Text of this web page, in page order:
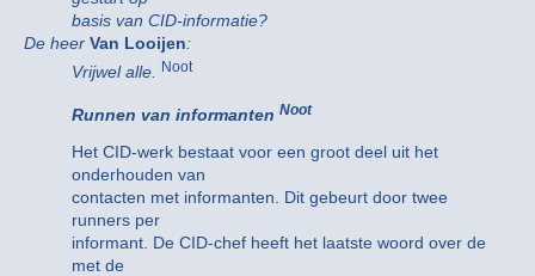
basis van CID-informatie?
De heer Van Looijen:
Vrijwel alle.
Noot
Runnen van informanten Noot
Het CID-werk bestaat voor een groot deel uit het
onderhouden van
contacten met informanten. Dit gebeurt door twee
runners per
informant. De CID-chef heeft het laatste woord over de
met de